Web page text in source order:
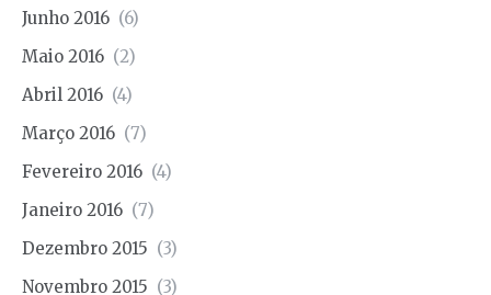
Junho 2016 (6)
Maio 2016 (2)
Abril 2016 (4)
Março 2016 (7)
Fevereiro 2016 (4)
Janeiro 2016 (7)
Dezembro 2015 (3)
Novembro 2015 (3)